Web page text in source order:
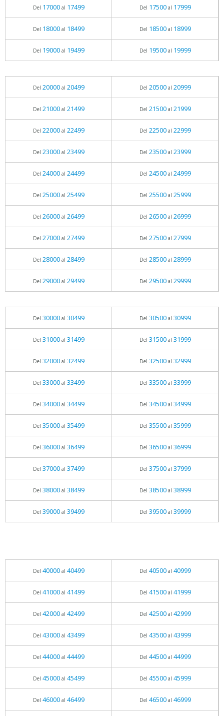
Del 17000al 17499 Del 17500al 17999
Del 18000al 18499 Del 18500al 18999
Del 19000al 19499 Del 19500al 19999
Del 20000al 20499 Del 20500al 20999
Del 21000al 21499 Del 21500al 21999
Del 22000al 22499 Del 22500al 22999
Del 23000al 23499 Del 23500al 23999
Del 24000al 24499 Del 24500al 24999
Del 25000al 25499 Del 25500al 25999
Del 26000al 26499 Del 26500al 26999
Del 27000al 27499 Del 27500al 27999
Del 28000al 28499 Del 28500al 28999
Del 29000al 29499 Del 29500al 29999
Del 30000al 30499 Del 30500al 30999
Del 31000al 31499 Del 31500al 31999
Del 32000al 32499 Del 32500al 32999
Del 33000al 33499 Del 33500al 33999
Del 34000al 34499 Del 34500al 34999
Del 35000al 35499 Del 35500al 35999
Del 36000al 36499 Del 36500al 36999
Del 37000al 37499 Del 37500al 37999
Del 38000al 38499 Del 38500al 38999
Del 39000al 39499 Del 39500al 39999
Del 40000al 40499 Del 40500al 40999
Del 41000al 41499 Del 41500al 41999
Del 42000al 42499 Del 42500al 42999
Del 43000al 43499 Del 43500al 43999
Del 44000al 44499 Del 44500al 44999
Del 45000al 45499 Del 45500al 45999
Del 46000al 46499 Del 46500al 46999